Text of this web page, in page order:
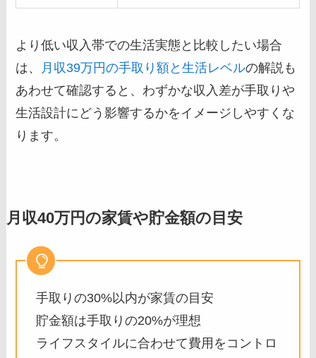
より低い収入帯での生活実態と比較したい場合
は、
月収39万円の手取り額と生活レベルの解説も
あわせて確認すると、わずかな収入差が手取りや
生活設計にどう影響するかをイメージしやすくな
ります。
月収40万円の家賃や貯金額の目安
手取りの30%以内が家賃の目安
貯金額は手取りの20%が理想
ライフスタイルに合わせて費用をコントロ